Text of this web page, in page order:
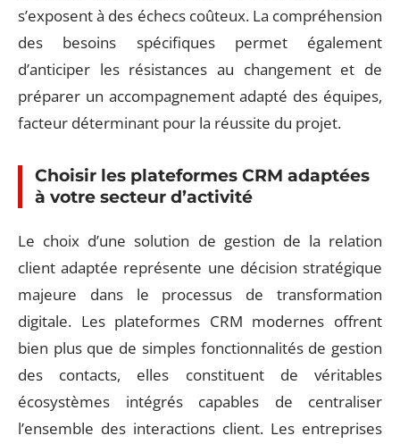
s’exposent à des échecs coûteux. La compréhension
des besoins spécifiques permet également
d’anticiper les résistances au changement et de
préparer un accompagnement adapté des équipes,
facteur déterminant pour la réussite du projet.
Choisir les plateformes CRM adaptées
à votre secteur d’activité
Le choix d’une solution de gestion de la relation
client adaptée représente une décision stratégique
majeure dans le processus de transformation
digitale. Les plateformes CRM modernes offrent
bien plus que de simples fonctionnalités de gestion
des contacts, elles constituent de véritables
écosystèmes intégrés capables de centraliser
l’ensemble des interactions client. Les entreprises